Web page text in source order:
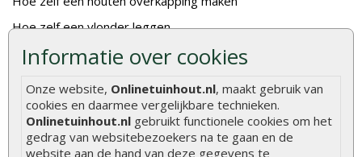
Informatie over cookies
Onze website, Onlinetuinhout.nl, maakt gebruik van
cookies en daarmee vergelijkbare technieken.
Onlinetuinhout.nl gebruikt functionele cookies om het
gedrag van websitebezoekers na te gaan en de
website aan de hand van deze gegevens te
Hoe zelf een vlonder leggen
Hoe betonpaal plaatsen
Hoe schutting plaatsen
De 9 beste tuinschermen van Onlinetuinhout.nl
Stijlvolle houtsoorten voor in de tuin